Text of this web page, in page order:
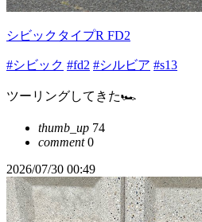
シビックタイプR FD2
#シビック #fd2 #シルビア #s13
ツーリングしてきた🏎️
thumb_up 74
comment0
2026/07/30 00:49